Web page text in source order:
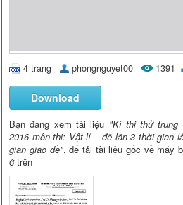
4 trang phongnguyet00 1391
Download
Bạn đang xem tài liệu "Kì thi thử trung
2016 môn thi: Vật lí – đề lần 3 thời gian
gian giao đề", để tải tài liệu gốc về máy
ở trên